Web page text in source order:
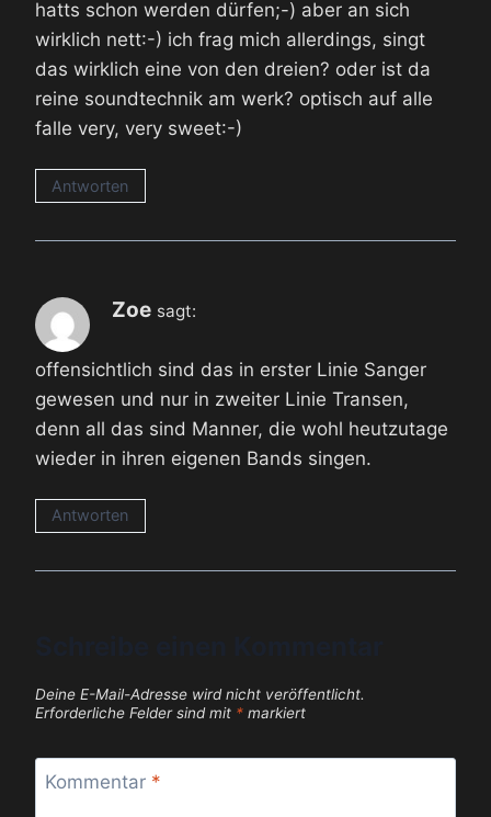
hatts schon werden dürfen;-) aber an sich
wirklich nett:-) ich frag mich allerdings, singt
das wirklich eine von den dreien? oder ist da
reine soundtechnik am werk? optisch auf alle
falle very, very sweet:-)
Antworten
Zoe sagt:
offensichtlich sind das in erster Linie Sanger
gewesen und nur in zweiter Linie Transen,
denn all das sind Manner, die wohl heutzutage
wieder in ihren eigenen Bands singen.
Antworten
Deine E-Mail-Adresse wird nicht veröffentlicht.
Erforderliche Felder sind mit * markiert
Kommentar *